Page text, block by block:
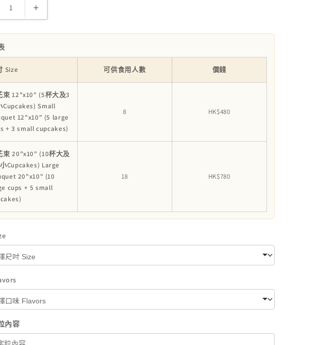
Cupcake
Flower
Bouquet
數
加
Size 可供食用人數 價錢
束 12"x10" (5杯大及3
Cupcakes) Small
12"x10" (5 large
+ 3 small cupcakes)
8 HK$480
束 20"x10" (10杯大及
Cupcakes) Large
20"x10" (10
cups + 5 small
18 HK$780
內容